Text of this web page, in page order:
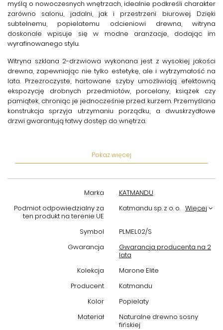
myślą o nowoczesnych wnętrzach, idealnie podkreśli charakter
zarówno salonu, jadalni, jak i przestrzeni biurowej. Dzięki
subtelnemu, popielatemu odcieniowi drewna, witryna
doskonale wpisuje się w modne aranżacje, dodając im
wyrafinowanego stylu.
Witryna szklana 2-drzwiowa wykonana jest z wysokiej jakości
drewna, zapewniając nie tylko estetykę, ale i wytrzymałość na
lata. Przezroczyste, hartowane szyby umożliwiają efektowną
ekspozycję drobnych przedmiotów, porcelany, książek czy
pamiątek, chroniąc je jednocześnie przed kurzem. Przemyślana
konstrukcja sprzyja utrzymaniu porządku, a dwuskrzydłowe
drzwi gwarantują łatwy dostęp do wnętrza.
fronty zapewniają płynne i ciche otwieranie drzwi, co podnosi
kolorystyce i minimalistycznemu designowi, witryna wpisuje się
Wybierającdrewnianą witrynę Marone Elite , inwestujesz w
produkt, który stanowi doskonałe połączenie estetyki i
najcenniejszych przedmiotów, stanie się ozdobą każdego
pomieszczenia, podnosząc jego funkcjonalność i prestiż. Spraw,
aby Twoje wnętrze zyskało elegancki akcent dzięki tej stylowej
Pokaż więcej
Marka
KATMANDU
Podmiot odpowiedzialny za
ten produkt na terenie UE
Katmandu sp. z o. o. Więcej
Symbol
PLMEL02/S
Gwarancja
Gwarancja producenta na 2
lata
Kolekcja
Marone Elite
Producent
Katmandu
Kolor
Popielaty
Materiał
Naturalne drewno sosny
fińskiej